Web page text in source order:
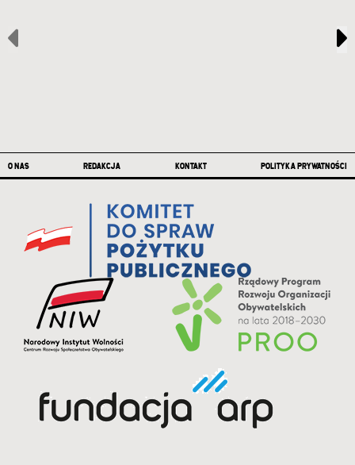
Stopka
O NAS REDAKCJA KONTAKT POLITYKA PRYWATNOŚCI